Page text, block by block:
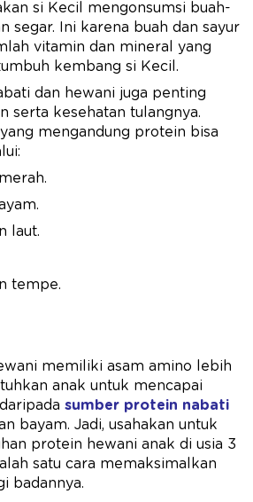
si Kecil mengonsumsi buah-
segar. Ini karena buah dan sayur
vitamin dan mineral yang
kembang si Kecil.
dan hewani juga penting
serta kesehatan tulangnya.
mengandung protein bisa
laut.
tempe.
memiliki asam amino lebih
anak untuk mencapai
sumber protein nabati
bayam. Jadi, usahakan untuk
protein hewani anak di usia 3
satu cara memaksimalkan
badannya.